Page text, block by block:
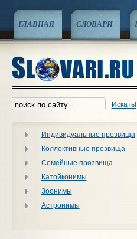
ГЛАВНАЯ СЛОВАРИ
Искать!
Индивидуальные прозвища
Коллективные прозвища
Семейные прозвища
Катойконимы
Зоонимы
Астронимы